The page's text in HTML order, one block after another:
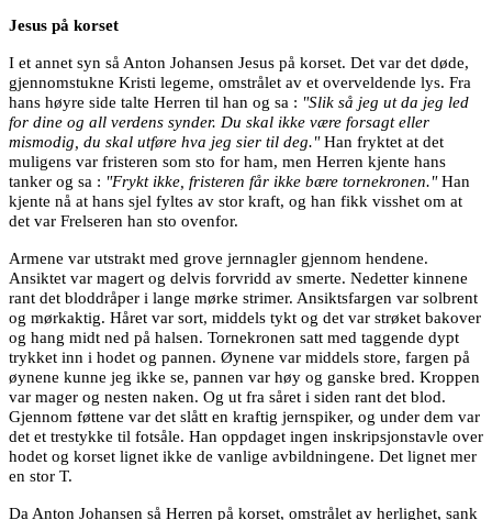
Jesus på korset
I et annet syn så Anton Johansen Jesus på korset. Det var det døde,
gjennomstukne Kristi legeme, omstrålet av et overveldende lys. Fra
hans høyre side talte Herren til han og sa : "Slik så jeg ut da jeg led
for dine og all verdens synder. Du skal ikke være forsagt eller
mismodig, du skal utføre hva jeg sier til deg."Han fryktet at det
muligens var fristeren som sto for ham, men Herren kjente hans
tanker og sa : "Frykt ikke, fristeren får ikke bære tornekronen."Han
kjente nå at hans sjel fyltes av stor kraft, og han fikk visshet om at
det var Frelseren han sto ovenfor.
Armene var utstrakt med grove jernnagler gjennom hendene.
Ansiktet var magert og delvis forvridd av smerte. Nedetter kinnene
rant det bloddråper i lange mørke strimer. Ansiktsfargen var solbrent
og mørkaktig. Håret var sort, middels tykt og det var strøket bakover
og hang midt ned på halsen. Tornekronen satt med taggende dypt
trykket inn i hodet og pannen. Øynene var middels store, fargen på
øynene kunne jeg ikke se, pannen var høy og ganske bred. Kroppen
var mager og nesten naken. Og ut fra såret i siden rant det blod.
Gjennom føttene var det slått en kraftig jernspiker, og under dem var
det et trestykke til fotsåle. Han oppdaget ingen inskripsjonstavle over
hodet og korset lignet ikke de vanlige avbildningene. Det lignet mer
en stor T.
Da Anton Johansen så Herren på korset, omstrålet av herlighet, sank